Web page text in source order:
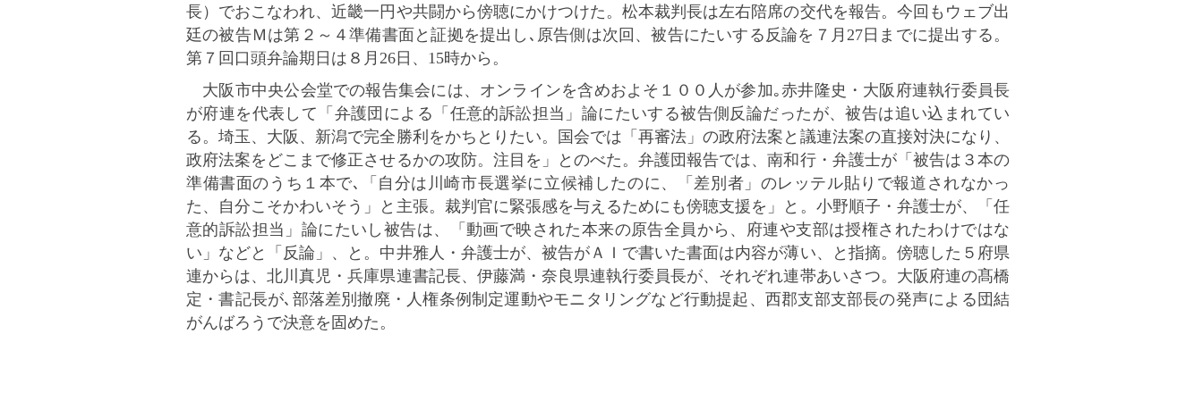
長）でおこなわれ、近畿一円や共闘から傍聴にかけつけた。松本裁判長は左右陪席の交代を報告。今回もウェブ出
廷の被告Ｍは第２～４準備書面と証拠を提出し､原告側は次回、被告にたいする反論を７月27日までに提出する。
第７回口頭弁論期日は８月26日、15時から。
大阪市中央公会堂での報告集会には、オンラインを含めおよそ１００人が参加｡赤井隆史・大阪府連執行委員長
が府連を代表して「弁護団による「任意的訴訟担当」論にたいする被告側反論だったが、被告は追い込まれてい
る。埼玉、大阪、新潟で完全勝利をかちとりたい。国会では「再審法」の政府法案と議連法案の直接対決になり、
政府法案をどこまで修正させるかの攻防。注目を」とのべた。弁護団報告では、南和行・弁護士が「被告は３本の
準備書面のうち１本で､「自分は川崎市長選挙に立候補したのに、「差別者」のレッテル貼りで報道されなかっ
た、自分こそかわいそう」と主張。裁判官に緊張感を与えるためにも傍聴支援を」と。小野順子・弁護士が、「任
意的訴訟担当」論にたいし被告は、「動画で映された本来の原告全員から、府連や支部は授権されたわけではな
い」などと「反論」、と。中井雅人・弁護士が、被告がＡＩで書いた書面は内容が薄い、と指摘。傍聴した５府県
連からは、北川真児・兵庫県連書記長、伊藤満・奈良県連執行委員長が、それぞれ連帯あいさつ。大阪府連の髙橋
定・書記長が､部落差別撤廃・人権条例制定運動やモニタリングなど行動提起、西郡支部支部長の発声による団結
がんばろうで決意を固めた。